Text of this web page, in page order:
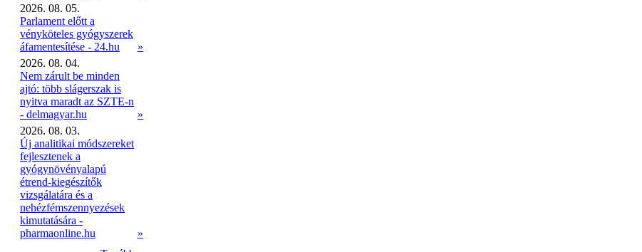
2026. 08. 05.
Parlament előtt a
vényköteles gyógyszerek
áfamentesítése - 24.hu
»
2026. 08. 04.
Nem zárult be minden
ajtó: több slágerszak is
nyitva maradt az SZTE-n
- delmagyar.hu
»
2026. 08. 03.
Új analitikai módszereket
fejlesztenek a
gyógynövényalapú
étrend-kiegészítők
vizsgálatára és a
nehézfémszennyezések
kimutatására -
pharmaonline.hu
»